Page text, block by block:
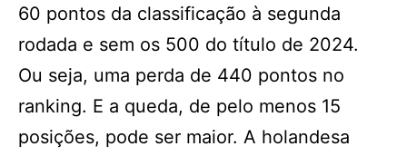
60 pontos da classificação à segunda
rodada e sem os 500 do título de 2024.
Ou seja, uma perda de 440 pontos no
ranking. E a queda, de pelo menos 15
posições, pode ser maior. A holandesa